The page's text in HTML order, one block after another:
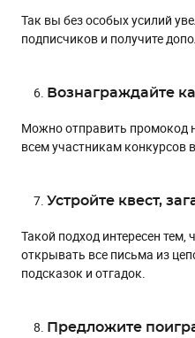
Так вы без особых усилий
подписчиков и получите
Вознаграждайте
Можно отправить промокод
всем участникам конкурсов
Устройте квест,
Такой подход интересен
открывать все письма из
подсказок и отгадок.
Предложите